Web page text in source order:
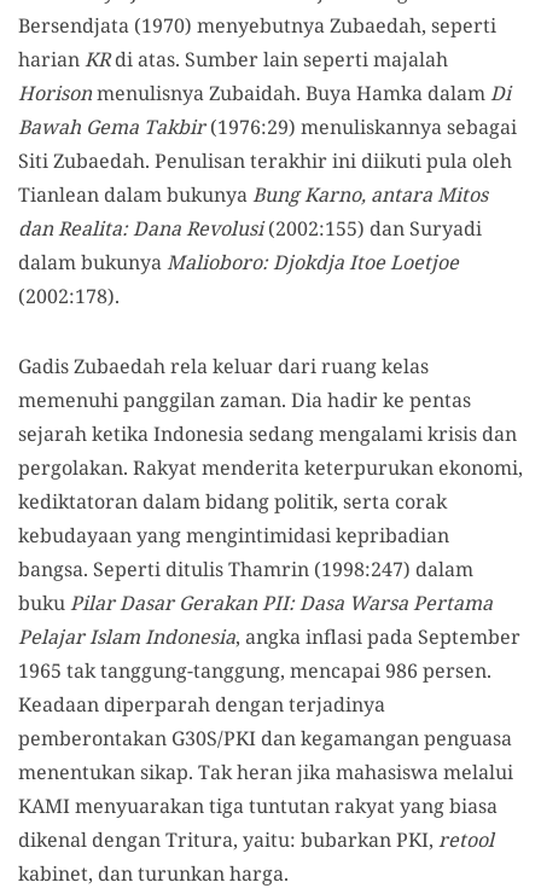
Bersendjata (1970) menyebutnya Zubaedah, seperti
harianKRdi atas. Sumber lain seperti majalah
Horisonmenulisnya Zubaidah. Buya Hamka dalamDi
Bawah Gema Takbir(1976:29) menuliskannya sebagai
Siti Zubaedah. Penulisan terakhir ini diikuti pula oleh
Tianlean dalam bukunyaBung Karno, antara Mitos
dan Realita: Dana Revolusi(2002:155) dan Suryadi
dalam bukunyaMalioboro: Djokdja Itoe Loetjoe
(2002:178).
Gadis Zubaedah rela keluar dari ruang kelas
memenuhi panggilan zaman. Dia hadir ke pentas
sejarah ketika Indonesia sedang mengalami krisis dan
pergolakan. Rakyat menderita keterpurukan ekonomi,
kediktatoran dalam bidang politik, serta corak
kebudayaan yang mengintimidasi kepribadian
bangsa. Seperti ditulis Thamrin (1998:247) dalam
bukuPilar Dasar Gerakan PII: Dasa Warsa Pertama
Pelajar Islam Indonesia, angka inflasi pada September
1965 tak tanggung-tanggung, mencapai 986 persen.
Keadaan diperparah dengan terjadinya
pemberontakan G30S/PKI dan kegamangan penguasa
menentukan sikap. Tak heran jika mahasiswa melalui
KAMI menyuarakan tiga tuntutan rakyat yang biasa
dikenal dengan Tritura, yaitu: bubarkan PKI, retool
kabinet, dan turunkan harga.